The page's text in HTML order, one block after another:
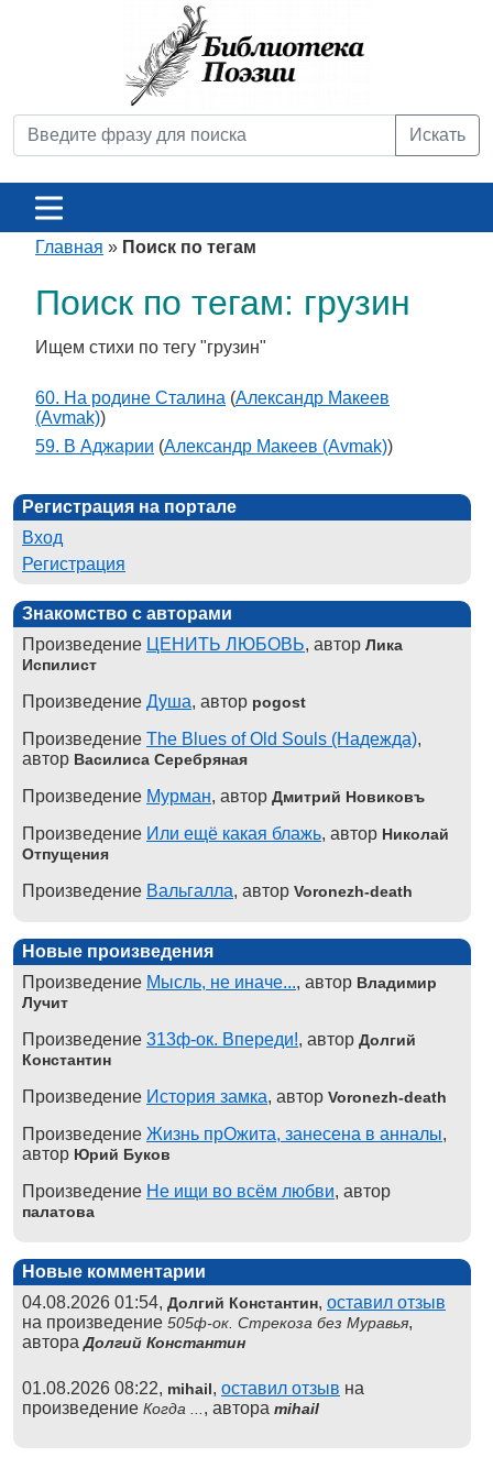
Искать
Главная » Поиск по тегам
Поиск по тегам: грузин
Ищем стихи по тегу "грузин"
60. На родине Сталина (Александр Макеев
(Avmak))
59. В Аджарии (Александр Макеев (Avmak))
Регистрация на портале
Вход
Регистрация
Знакомство с авторами
Произведение ЦЕНИТЬ ЛЮБОВЬ, автор Лика
Испилист
Произведение Душа, автор pogost
Произведение The Blues of Old Souls (Надежда),
автор Василиса Серебряная
Произведение Мурман, автор Дмитрий Новиковъ
Произведение Или ещё какая блажь, автор Николай
Отпущения
Произведение Вальгалла, автор Voronezh-death
Новые произведения
Произведение Мысль, не иначе..., автор Владимир
Лучит
Произведение 313ф-ок. Впереди!, автор Долгий
Константин
Произведение История замка, автор Voronezh-death
Произведение Жизнь прОжита, занесена в анналы,
автор Юрий Буков
Произведение Не ищи во всём любви, автор
палатова
Новые комментарии
04.08.2026 01:54, Долгий Константин, оставил отзыв
на произведение 505ф-ок. Стрекоза без Муравья,
автораДолгий Константин
01.08.2026 08:22, mihail, оставил отзыв на
произведение Когда ... , автора mihail